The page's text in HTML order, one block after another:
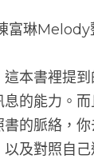
富琳Melody
本書裡提
的能力。
的脈絡，
及對照自